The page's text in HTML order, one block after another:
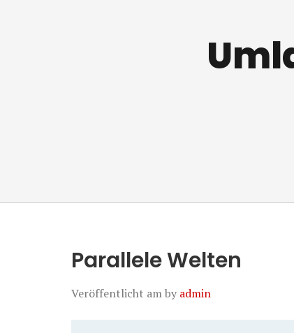
Parallele Welten
Veröffentlicht amby admin